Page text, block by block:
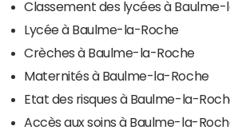
Classement des lycées à
Lycée à Baulme-la-Roche
Crèches à Baulme-la-Roche
Maternités à Baulme-la-Roche
Etat des risques à Baulme-la-
Accès aux soins à Baulme-la-